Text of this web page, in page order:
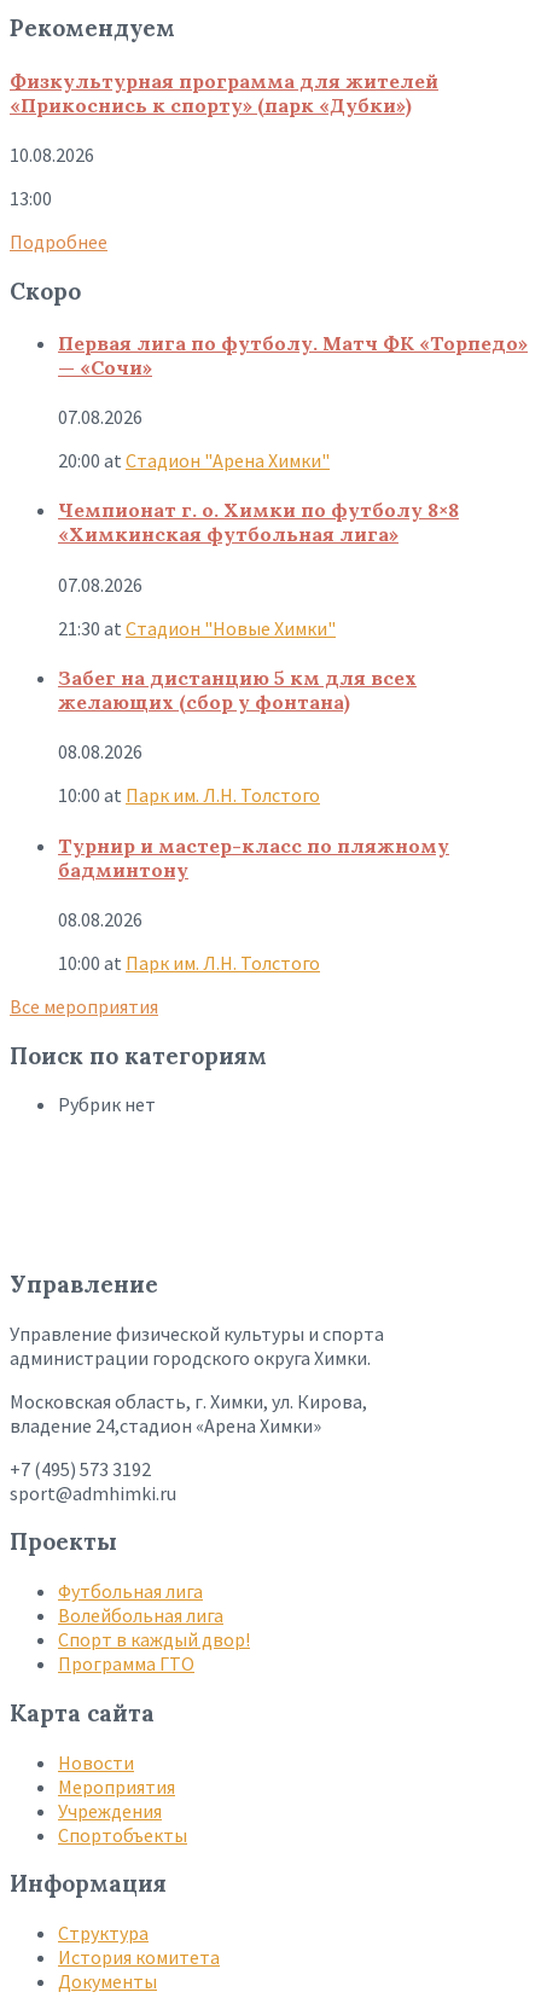
Рекомендуем
Физкультурная программа для жителей
«Прикоснись к спорту» (парк «Дубки»)
10.08.2026
13:00
Подробнее
Скоро
Первая лига по футболу. Матч ФК «Торпедо»
— «Сочи»
07.08.2026
20:00 at Стадион "Арена Химки"
Чемпионат г. о. Химки по футболу 8×8
«Химкинская футбольная лига»
07.08.2026
21:30 at Стадион "Новые Химки"
Забег на дистанцию 5 км для всех
желающих (сбор у фонтана)
08.08.2026
10:00 at Парк им. Л.Н. Толстого
Турнир и мастер-класс по пляжному
бадминтону
08.08.2026
10:00 at Парк им. Л.Н. Толстого
Все мероприятия
Поиск по категориям
Рубрик нет
Управление
Управление физической культуры и спорта
администрации городского округа Химки.
Московская область, г. Химки, ул. Кирова,
владение 24,стадион «Арена Химки»
+7 (495) 573 3192
sport@admhimki.ru
Проекты
Футбольная лига
Волейбольная лига
Спорт в каждый двор!
Программа ГТО
Карта сайта
Новости
Мероприятия
Учреждения
Спортобъекты
Информация
Структура
История комитета
Документы